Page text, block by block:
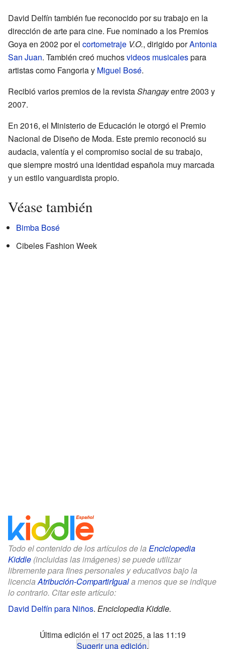
David Delfín también fue reconocido por su trabajo en la
dirección de arte para cine. Fue nominado a los Premios
Goya en 2002 por el cortometraje V.O., dirigido porAntonia
San Juan. También creó muchosvideos musicalespara
artistas como Fangoria y Miguel Bosé.
Recibió varios premios de la revistaShangayentre 2003 y
2007.
En 2016, el Ministerio de Educación le otorgó el Premio
Nacional de Diseño de Moda. Este premio reconoció su
audacia, valentía y el compromiso social de su trabajo,
que siempre mostró una identidad española muy marcada
y un estilo vanguardista propio.
Véase también
Bimba Bosé
Cibeles Fashion Week
Todo el contenido de los artículos de la Enciclopedia
Kiddle (incluidas las imágenes) se puede utilizar
libremente para fines personales y educativos bajo la
licenciaAtribución-CompartirIguala menos que se indique
lo contrario. Citar este artículo:
David Delfín para Niños. Enciclopedia Kiddle.
Última edición el 17 oct 2025, a las 11:19
Sugerir una edición.